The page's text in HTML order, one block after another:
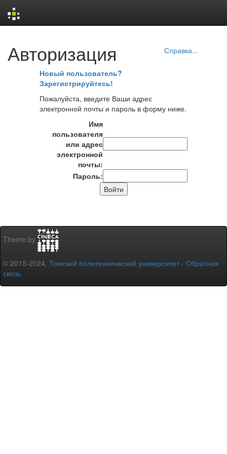
navigation
Авторизация Справка...
Новый пользователь?
Зарегистрируйтесь!
Пожалуйста, введите Ваши адрес
электронной почты и пароль в форму ниже.
Имя
пользователя
или адрес
электронной
почты:
Пароль:
Theme by
© 2015-2024, Томский политехнический университет - Обратная
связь